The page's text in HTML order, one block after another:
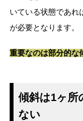
いている状態であれ
が必要となります。
重要なのは部分的な
傾斜は1ヶ所
ない